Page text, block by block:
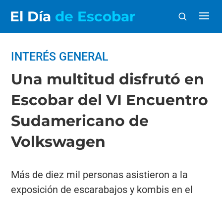
El Día de Escobar
INTERÉS GENERAL
Una multitud disfrutó en
Escobar del VI Encuentro
Sudamericano de
Volkswagen
Más de diez mil personas asistieron a la
exposición de escarabajos y kombis en el